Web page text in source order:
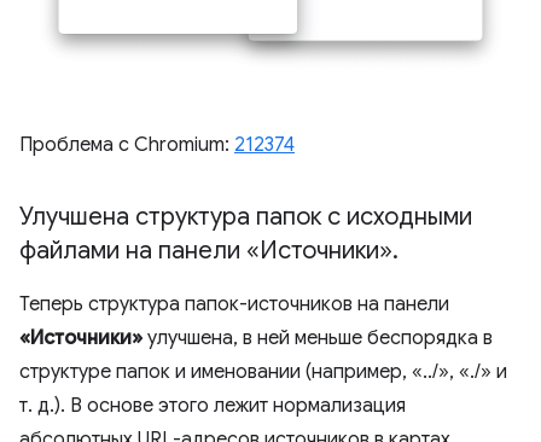
Проблема с Chromium: 212374
Улучшена структура папок с исходными
файлами на панели «Источники».
Теперь структура папок-источников на панели
«Источники» улучшена, в ней меньше беспорядка в
структуре папок и именовании (например, «../», «./» и
т. д.). В основе этого лежит нормализация